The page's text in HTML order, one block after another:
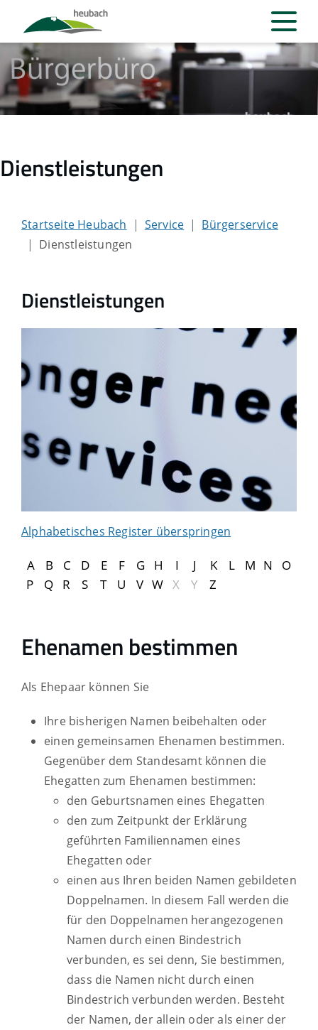
Dienstleistungen
Startseite Heubach Service
Bürgerservice
Dienstleistungen
Dienstleistungen
Alphabetisches Register überspringen
A B C D E F G H I J K L M N
O
P
Q R S T U V W X Y Z
Ehenamen bestimmen
Als Ehepaar können Sie
Ihre bisherigen Namen beibehalten oder
einen gemeinsamen Ehenamen bestimmen.
Gegenüber dem Standesamt können die
Ehegatten zum Ehenamen bestimmen:
den Geburtsnamen eines Ehegatten
den zum Zeitpunkt der Erklärung
geführten Familiennamen eines
Ehegatten oder
einen aus Ihren beiden Namen gebildeten
Doppelnamen. In diesem Fall werden die
für den Doppelnamen herangezogenen
Namen durch einen Bindestrich
verbunden, es sei denn, Sie bestimmen,
dass die Namen nicht durch einen
Bindestrich verbunden werden. Besteht
der Namen, der allein oder als einer der